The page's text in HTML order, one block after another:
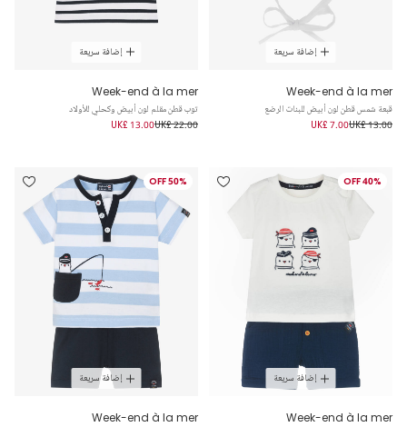
إضافة سريعة
Week-end à la mer
قبعة شمس قطن لون أبيض للبنات الرضع
UK£ 13.00
UK£ 7.00
إضافة سريعة
Week-end à la mer
توب قطن مقلم لون أبيض وكحلي للأولاد
UK£ 22.00
UK£ 13.00
40% OFF
إضافة سريعة
Week-end à la mer
50% OFF
إضافة سريعة
Week-end à la mer